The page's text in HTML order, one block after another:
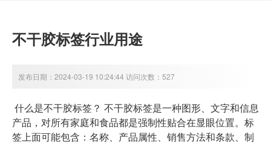
不干胶标签行业用途
发布日期：2024-03-19 10:24:44 访问次数：527
什么是不干胶标签？ 不干胶标签是一种图形、文字和信息
产品，对所有家庭和食品都是强制性贴合在显眼位置。标
签上面可能包含：名称、产品属性、销售方法和条款、制